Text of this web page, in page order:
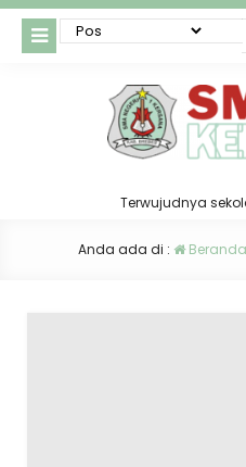
Terwujudnya
Anda ada di : Beranda